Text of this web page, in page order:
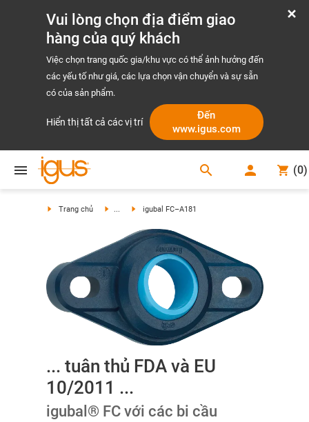
Vui lòng chọn địa điểm giao
hàng của quý khách
Việc chọn trang quốc gia/khu vực có thể ảnh hưởng đến
các yếu tố như giá, các lựa chọn vận chuyển và sự sẵn
có của sản phẩm.
Hiển thị tất cả các vị trí
Đến
www.igus.com
search (0)
Trang chủ ... igubal FC–A181
... tuân thủ FDA và EU
10/2011 ...
igubal® FC với các bi cầu